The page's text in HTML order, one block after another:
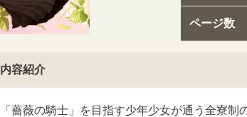
ページ数
内容紹介
「薔薇の騎士」を目指す少年少女が通う全寮制